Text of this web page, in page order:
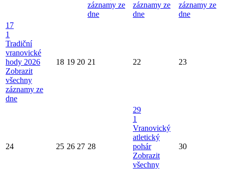
záznamy ze
dne
záznamy ze
dne
záznamy ze
dne
17
1
Tradiční
vranovické
hody 2026
Zobrazit
všechny
záznamy ze
dne
18 19 20 21 22 23
24 25 26 27 28
29
1
Vranovický
atletický
pohár
Zobrazit
všechny
30